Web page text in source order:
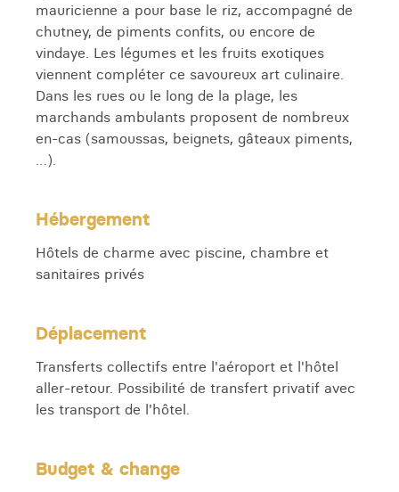
mauricienne a pour base le riz, accompagné de
chutney, de piments confits, ou encore de
vindaye. Les légumes et les fruits exotiques
viennent compléter ce savoureux art culinaire.
Dans les rues ou le long de la plage, les
marchands ambulants proposent de nombreux
en-cas (samoussas, beignets, gâteaux piments,
…).
Hébergement
Hôtels de charme avec piscine, chambre et
sanitaires privés
Déplacement
Transferts collectifs entre l'aéroport et l'hôtel
aller-retour. Possibilité de transfert privatif avec
les transport de l'hôtel.
Budget & change